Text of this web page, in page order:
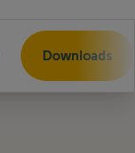
Downloads